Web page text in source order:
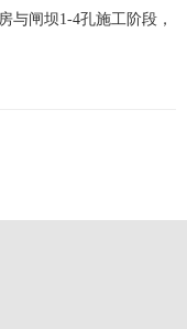
与闸坝1-4孔施工阶段，